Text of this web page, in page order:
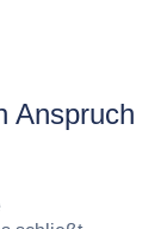
Anspruch